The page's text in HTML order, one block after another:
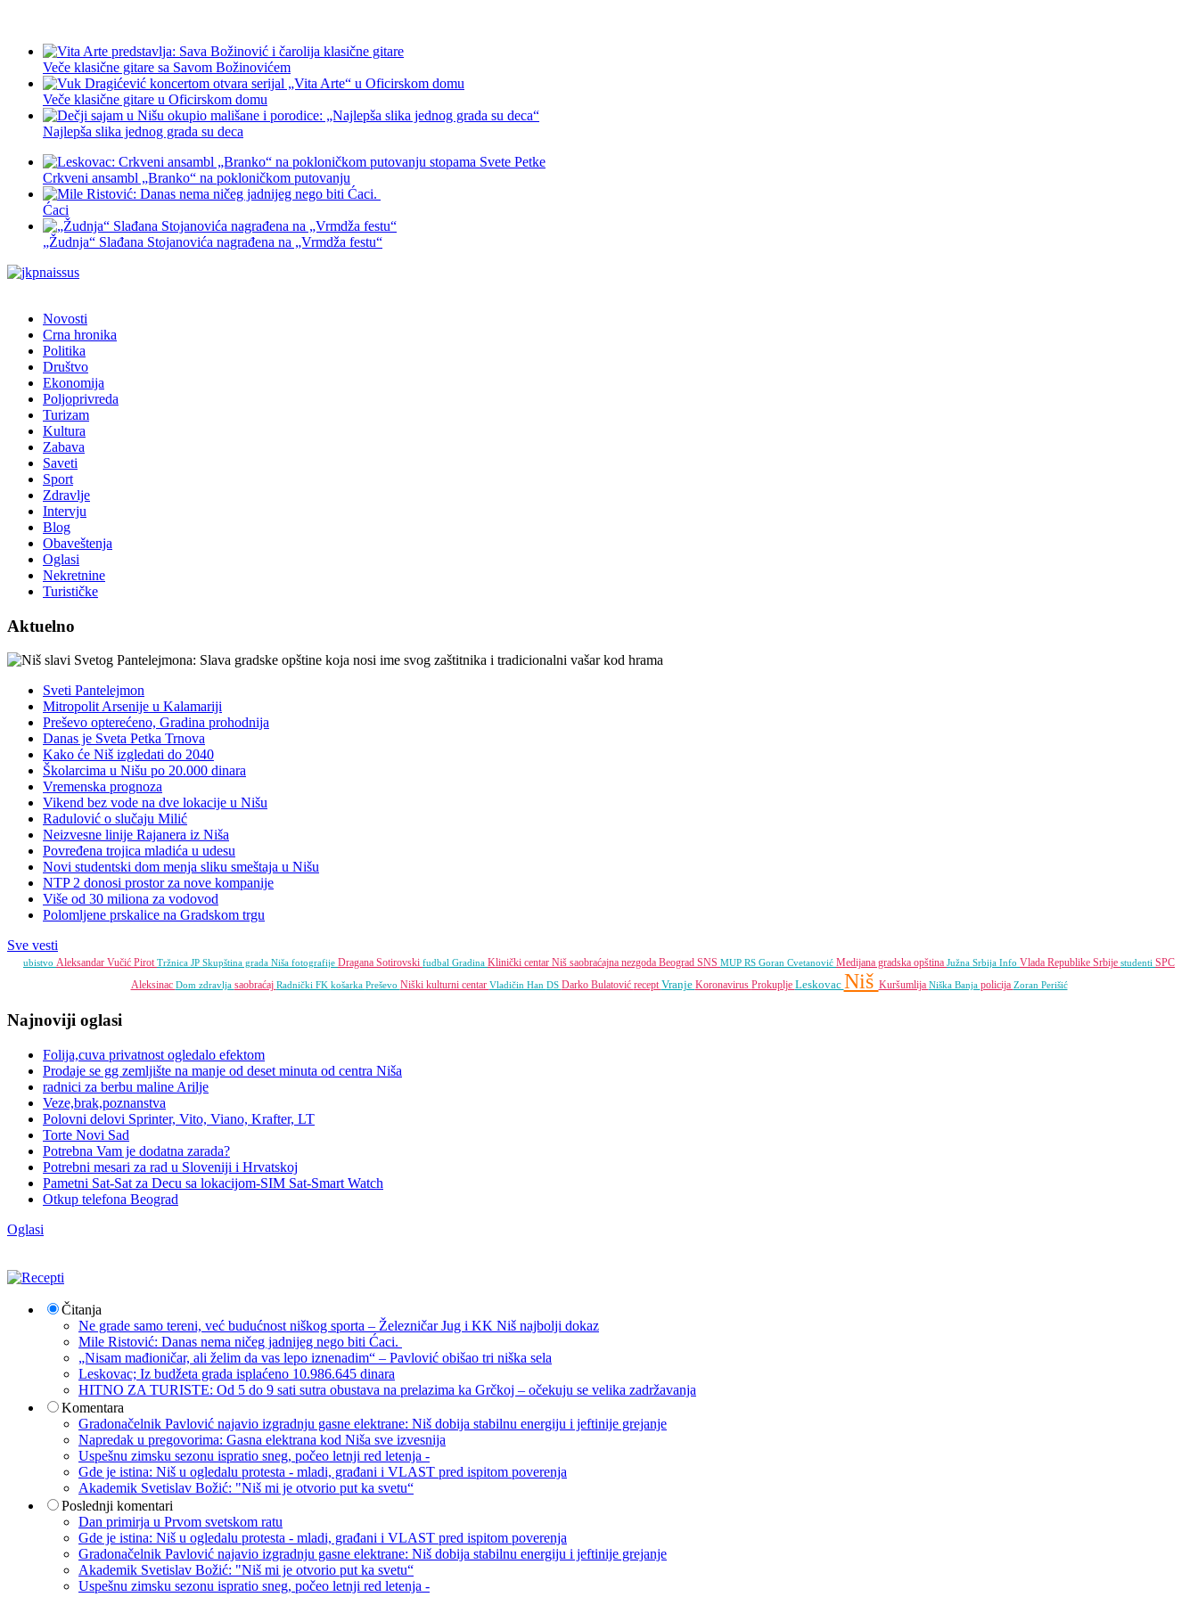
Veče klasične gitare sa Savom Božinovićem
Veče klasične gitare u Oficirskom domu
Najlepša slika jednog grada su deca
Crkveni ansambl „Branko“ na pokloničkom putovanju
Ćaci
„Žudnja“ Slađana Stojanovića nagrađena na „Vrmdža festu“
Novosti
Crna hronika
Politika
Društvo
Ekonomija
Poljoprivreda
Turizam
Kultura
Zabava
Saveti
Sport
Zdravlje
Intervju
Blog
Obaveštenja
Oglasi
Nekretnine
Turističke
Aktuelno
Sveti Pantelejmon
Mitropolit Arsenije u Kalamariji
Preševo opterećeno, Gradina prohodnija
Danas je Sveta Petka Trnova
Kako će Niš izgledati do 2040
Školarcima u Nišu po 20.000 dinara
Vremenska prognoza
Vikend bez vode na dve lokacije u Nišu
Radulović o slučaju Milić
Neizvesne linije Rajanera iz Niša
Povređena trojica mladića u udesu
Novi studentski dom menja sliku smeštaja u Nišu
NTP 2 donosi prostor za nove kompanije
Više od 30 miliona za vodovod
Polomljene prskalice na Gradskom trgu
Sve vesti
ubistvo Aleksandar Vučić PirotTržnica JP Skupština grada Niša fotografije Dragana Sotirovski fudbal Gradina Klinički centar Niš saobraćajna nezgoda Beograd SNS MUP RS Goran Cvetanović Medijana gradska opština Južna Srbija Info Vlada Republike Srbije studenti SPC
Aleksinac Dom zdravlja saobraćaj Radnički FK košarka Preševo Niški kulturni centar Vladičin Han DS Darko Bulatović receptVranje Koronavirus Prokuplje Leskovac Niš Kuršumlija Niška Banja policija Zoran Perišić
Najnoviji oglasi
Folija,cuva privatnost ogledalo efektom
Prodaje se gg zemljište na manje od deset minuta od centra Niša
radnici za berbu maline Arilje
Veze,brak,poznanstva
Polovni delovi Sprinter, Vito, Viano, Krafter, LT
Torte Novi Sad
Potrebna Vam je dodatna zarada?
Potrebni mesari za rad u Sloveniji i Hrvatskoj
Pametni Sat-Sat za Decu sa lokacijom-SIM Sat-Smart Watch
Otkup telefona Beograd
Oglasi
Čitanja
Ne grade samo tereni, već budućnost niškog sporta – Železničar Jug i KK Niš najbolji dokaz
Mile Ristović: Danas nema ničeg jadnijeg nego biti Ćaci.
„Nisam mađioničar, ali želim da vas lepo iznenadim“ – Pavlović obišao tri niška sela
Leskovac; Iz budžeta grada isplaćeno 10.986.645 dinara
HITNO ZA TURISTE: Od 5 do 9 sati sutra obustava na prelazima ka Grčkoj – očekuju se velika zadržavanja
Komentara
Gradonačelnik Pavlović najavio izgradnju gasne elektrane: Niš dobija stabilnu energiju i jeftinije grejanje
Napredak u pregovorima: Gasna elektrana kod Niša sve izvesnija
Uspešnu zimsku sezonu ispratio sneg, počeo letnji red letenja -
Gde je istina: Niš u ogledalu protesta - mladi, građani i VLAST pred ispitom poverenja
Akademik Svetislav Božić: "Niš mi je otvorio put ka svetu“
Poslednji komentari
Dan primirja u Prvom svetskom ratu
Gde je istina: Niš u ogledalu protesta - mladi, građani i VLAST pred ispitom poverenja
Gradonačelnik Pavlović najavio izgradnju gasne elektrane: Niš dobija stabilnu energiju i jeftinije grejanje
Akademik Svetislav Božić: "Niš mi je otvorio put ka svetu“
Uspešnu zimsku sezonu ispratio sneg, počeo letnji red letenja -